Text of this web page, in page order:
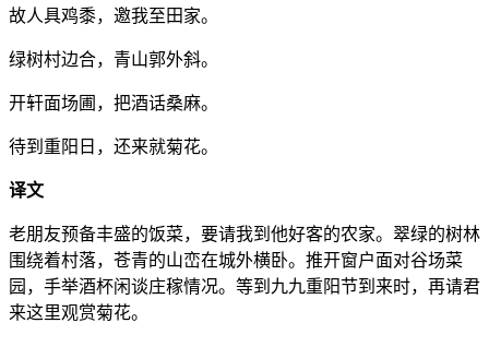
故人具鸡黍，邀我至田家。
绿树村边合，青山郭外斜。
开轩面场圃，把酒话桑麻。
待到重阳日，还来就菊花。
译文
老朋友预备丰盛的饭菜，要请我到他好客的农家。翠绿的树林
围绕着村落，苍青的山峦在城外横卧。推开窗户面对谷场菜
园，手举酒杯闲谈庄稼情况。等到九九重阳节到来时，再请君
来这里观赏菊花。